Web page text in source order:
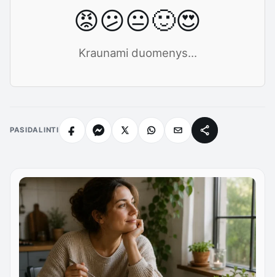
😡😕😐🙂😍
Kraunami duomenys...
PASIDALINTI